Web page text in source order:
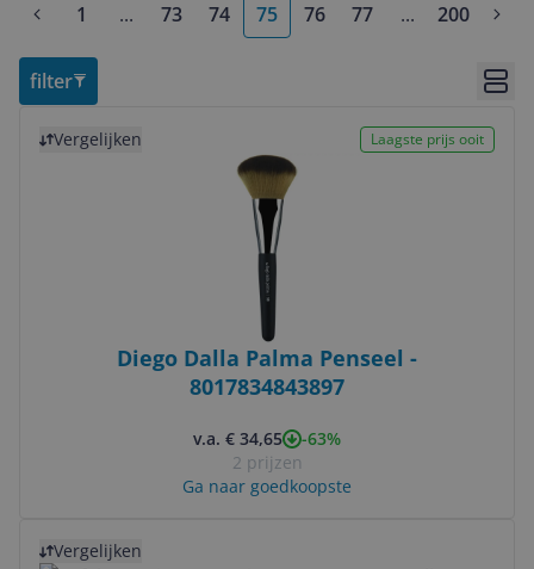
1 ...More pages
73 74 75 76 77 ...More pages
200
filter
Vergelijken Laagste prijs ooit
Diego Dalla Palma Penseel -
8017834843897
v.a. € 34,65
-63%
2 prijzen
Ga naar goedkoopste
Vergelijken